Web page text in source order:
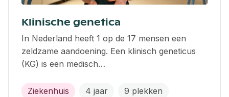
Klinische genetica
In Nederland heeft 1 op de 17 mensen een
zeldzame aandoening. Een klinisch geneticus
(KG) is een medisch…
Ziekenhuis 4 jaar 9 plekken